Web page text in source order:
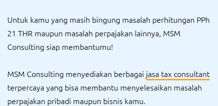
Untuk kamu yang masih bingung masalah perhitungan PPh
21 THR maupun masalah perpajakan lainnya, MSM
Consulting siap membantumu!
MSM Consulting menyediakan berbagai jasa tax consultant
terpercaya yang bisa membantu menyelesaikan masalah
perpajakan pribadi maupun bisnis kamu.